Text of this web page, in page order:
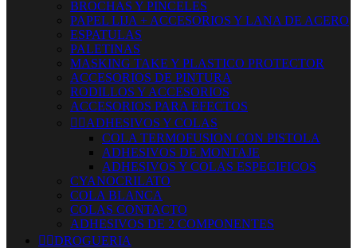
BROCHAS Y PINCELES
PAPEL LIJA + ACCESORIOS Y LANA DE ACERO
ESPATULAS
PALETINAS
MASKING TAKE Y PLASTICO PROTECTOR
ACCESORIOS DE PINTURA
RODILLOS Y ACCESORIOS
ACCESORIOS PARA EFECTOS
 ADHESIVOS Y COLAS
COLA TERMOFUSION CON PISTOLA
ADHESIVOS DE MONTAJE
ADHESIVOS Y COLAS ESPECIFICOS
CYANOCRILATO
COLA BLANCA
COLAS CONTACTO
ADHESIVOS DE 2 COMPONENTES
 DROGUERIA